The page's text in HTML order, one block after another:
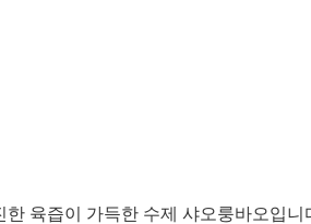
한 육즙이 가득한 수제 샤오룽바오입니